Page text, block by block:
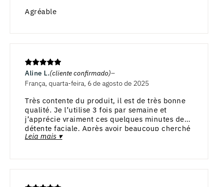
Agréable
Aline L.(cliente confirmado)
França, quarta-feira, 6 de agosto de 2025
Très contente du produit, il est de très bonne
qualité. Je l’utilise 3 fois par semaine et
j’apprécie vraiment ces quelques minutes de
détente faciale. Après avoir beaucoup cherché
et comparé celui-ci est mon choix et je ne
Leia mais ▾